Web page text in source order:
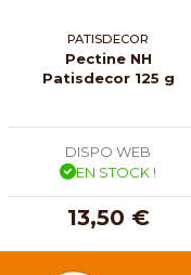
PATISDECOR
Pectine NH
Patisdecor 125 g
DISPO WEB
EN STOCK !
13,50 €